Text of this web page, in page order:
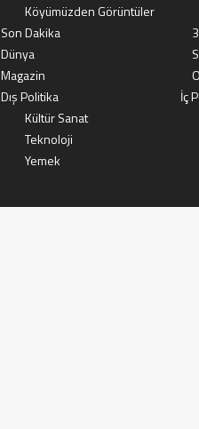
Köyümüzden Görüntüler
Son Dakika
Dünya
Magazin
Dış Politika
İç
Kültür Sanat
Teknoloji
Yemek